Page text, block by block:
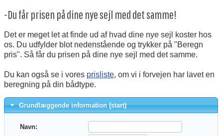
-Du får prisen på dine nye sejl med det samme!
Det er meget let at finde ud af hvad dine nye sejl koster hos
os. Du udfylder blot nedenstående og trykker på "Beregn
pris". Så får du prisen på dine nye sejl med det samme.
Du kan også se i vores prisliste, om vi i forvejen har lavet en
beregning på din bådtype.
Grundlæggende information (start)
Navn: